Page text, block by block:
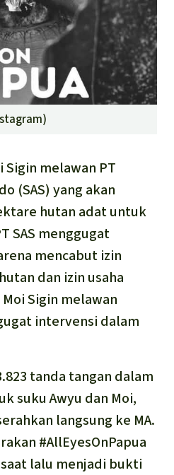
)
Sigin melawan PT
(SAS) yang akan
hutan adat untuk
SAS menggugat
mencabut izin
dan izin usaha
Sigin melawan
intervensi dalam
tanda tangan dalam
suku Awyu dan Moi,
langsung ke MA.
#AllEyesOnPapua
lalu menjadi bukti